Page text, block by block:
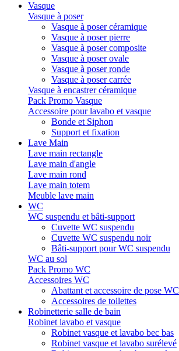
Vasque
Vasque à poser
Vasque à poser céramique
Vasque à poser pierre
Vasque à poser composite
Vasque à poser ovale
Vasque à poser ronde
Vasque à poser carrée
Vasque à encastrer céramique
Pack Promo Vasque
Accessoire pour lavabo et vasque
Bonde et Siphon
Support et fixation
Lave Main
Lave main rectangle
Lave main d'angle
Lave main rond
Lave main totem
Meuble lave main
WC
WC suspendu et bâti-support
Cuvette WC suspendu
Cuvette WC suspendu noir
Bâti-support pour WC suspendu
WC au sol
Pack Promo WC
Accessoires WC
Abattant et accessoire de pose WC
Accessoires de toilettes
Robinetterie salle de bain
Robinet lavabo et vasque
Robinet vasque et lavabo bec bas
Robinet vasque et lavabo surélevé